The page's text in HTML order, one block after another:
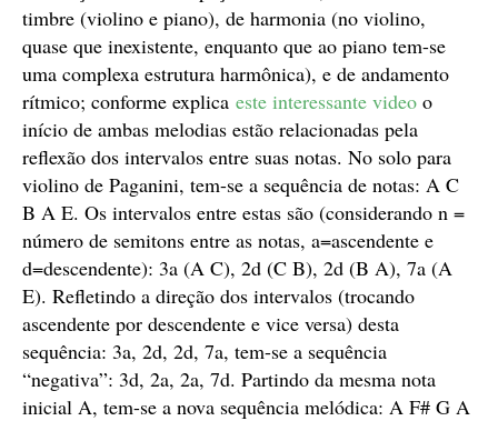
timbre (violino e piano), de harmonia (no violino,
quase que inexistente, enquanto que ao piano tem-se
uma complexa estrutura harmônica), e de andamento
rítmico; conforme explica este interessante video o
início de ambas melodias estão relacionadas pela
reflexão dos intervalos entre suas notas. No solo para
violino de Paganini, tem-se a sequência de notas: A C
B A E. Os intervalos entre estas são (considerando n =
número de semitons entre as notas, a=ascendente e
d=descendente): 3a (A C), 2d (C B), 2d (B A), 7a (A
E). Refletindo a direção dos intervalos (trocando
ascendente por descendente e vice versa) desta
sequência: 3a, 2d, 2d, 7a, tem-se a sequência
“negativa”: 3d, 2a, 2a, 7d. Partindo da mesma nota
inicial A, tem-se a nova sequência melódica: A F# G A